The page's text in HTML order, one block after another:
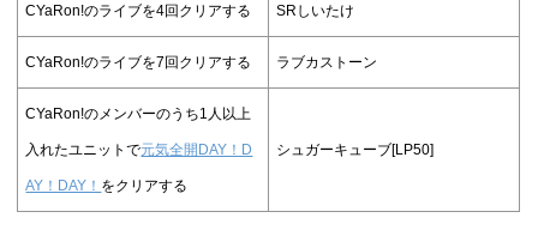
CYaRon!のライブを4回クリアする SRしいたけ
CYaRon!のライブを7回クリアする ラブカストーン
CYaRon!のメンバーのうち1人以上
入れたユニットで元気全開DAY！D
AY！DAY！ をクリアする
シュガーキューブ[LP50]